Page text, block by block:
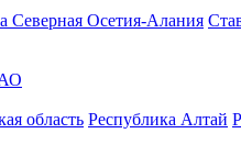
Северная Осетия-Алания
область Республика Алтай